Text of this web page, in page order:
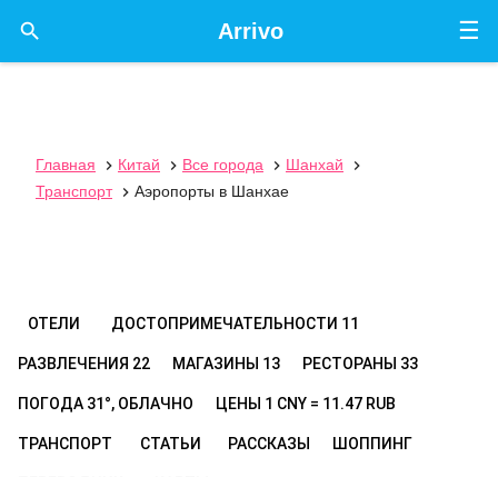
☰
Arrivo

Главная  Китай  Все города  Шанхай

Транспорт
 Аэропорты в Шанхае
ОТЕЛИ ДОСТОПРИМЕЧАТЕЛЬНОСТИ 11
РАЗВЛЕЧЕНИЯ 22 МАГАЗИНЫ 13 РЕСТОРАНЫ 33
ПОГОДА 31°, ОБЛАЧНО ЦЕНЫ 1 CNY = 11.47 RUB
ТРАНСПОРТ СТАТЬИ РАССКАЗЫ ШОППИНГ